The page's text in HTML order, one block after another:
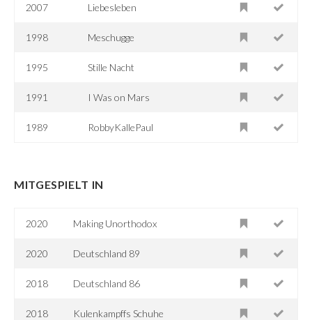
2007 Liebesleben
1998 Meschugge
1995 Stille Nacht
1991 I Was on Mars
1989 RobbyKallePaul
MITGESPIELT IN
2020 Making Unorthodox
2020 Deutschland 89
2018 Deutschland 86
2018 Kulenkampffs Schuhe